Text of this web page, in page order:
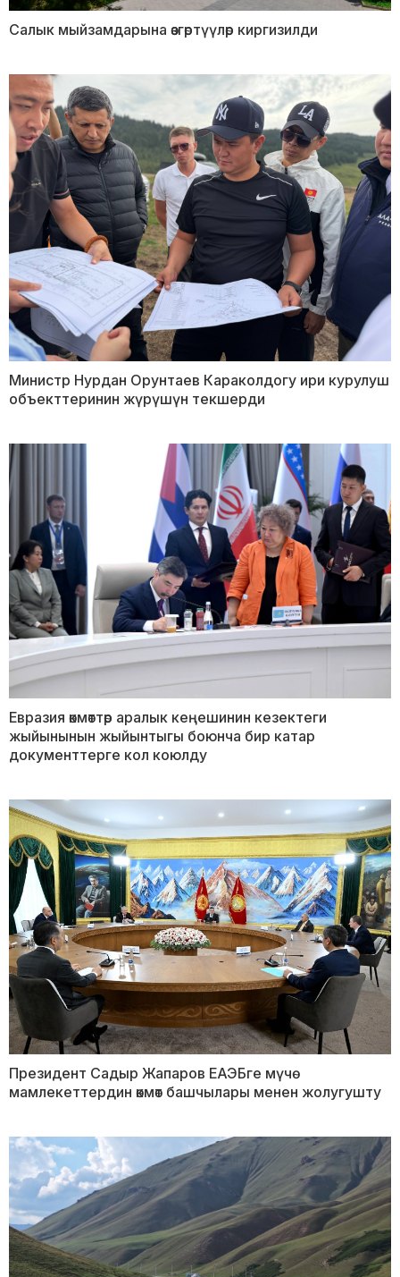
Салык мыйзамдарына өзгөртүүлөр киргизилди
Министр Нурдан Орунтаев Караколдогу ири курулуш
объекттеринин жүрүшүн текшерди
Евразия өкмөттөр аралык кеңешинин кезектеги
жыйынынын жыйынтыгы боюнча бир катар
документтерге кол коюлду
Президент Садыр Жапаров ЕАЭБге мүчө
мамлекеттердин өкмөт башчылары менен жолугушту